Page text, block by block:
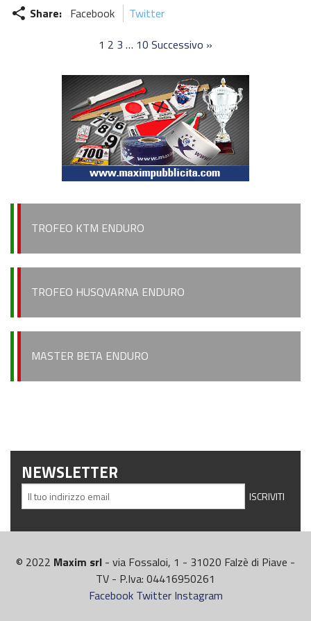
share Share: Facebook
Twitter
1 2 3 … 10 Successivo »
TROFEO KTM ENDURO
TROFEO HUSQVARNA ENDURO
MASTER BETA ENDURO
NEWSLETTER
© 2022 Maxim srl - via Fossaloi, 1 - 31020 Falzè di Piave -
TV - P.Iva: 04416950261
Facebook Twitter Instagram